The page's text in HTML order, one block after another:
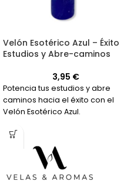
Velón Esotérico Azul – Éxito
Estudios y Abre-caminos
3,95 €
Potencia tus estudios y abre
caminos hacia el éxito con el
Velón Esotérico Azul.